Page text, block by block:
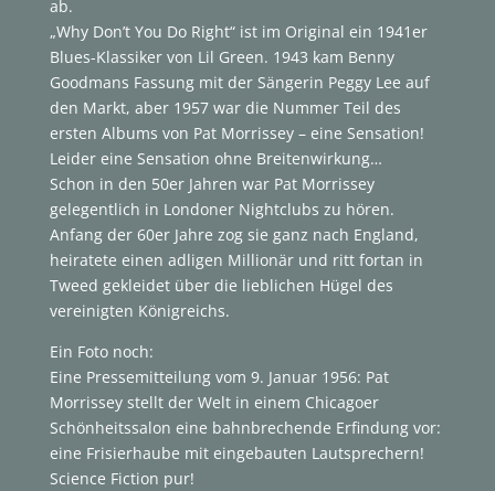
ab.
„Why Don’t You Do Right“ ist im Original ein 1941er
Blues-Klassiker von Lil Green. 1943 kam Benny
Goodmans Fassung mit der Sängerin Peggy Lee auf
den Markt, aber 1957 war die Nummer Teil des
ersten Albums von Pat Morrissey – eine Sensation!
Leider eine Sensation ohne Breitenwirkung…
Schon in den 50er Jahren war Pat Morrissey
gelegentlich in Londoner Nightclubs zu hören.
Anfang der 60er Jahre zog sie ganz nach England,
heiratete einen adligen Millionär und ritt fortan in
Tweed gekleidet über die lieblichen Hügel des
vereinigten Königreichs.
Ein Foto noch:
Eine Pressemitteilung vom 9. Januar 1956: Pat
Morrissey stellt der Welt in einem Chicagoer
Schönheitssalon eine bahnbrechende Erfindung vor:
eine Frisierhaube mit eingebauten Lautsprechern!
Science Fiction pur!